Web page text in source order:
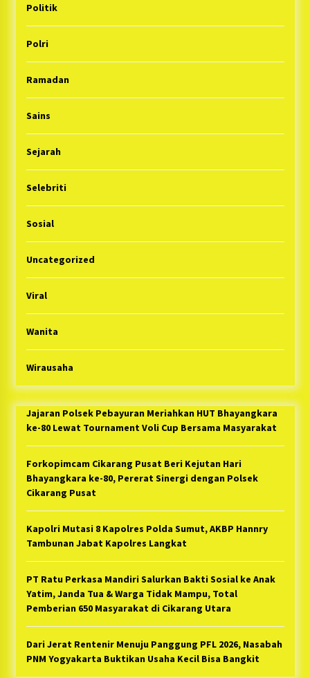
Politik
Polri
Ramadan
Sains
Sejarah
Selebriti
Sosial
Uncategorized
Viral
Wanita
Wirausaha
Jajaran Polsek Pebayuran Meriahkan HUT Bhayangkara
ke-80 Lewat Tournament Voli Cup Bersama Masyarakat
Forkopimcam Cikarang Pusat Beri Kejutan Hari
Bhayangkara ke-80, Pererat Sinergi dengan Polsek
Cikarang Pusat
Kapolri Mutasi 8 Kapolres Polda Sumut, AKBP Hannry
Tambunan Jabat Kapolres Langkat
PT Ratu Perkasa Mandiri Salurkan Bakti Sosial ke Anak
Yatim, Janda Tua & Warga Tidak Mampu, Total
Pemberian 650 Masyarakat di Cikarang Utara
Dari Jerat Rentenir Menuju Panggung PFL 2026, Nasabah
PNM Yogyakarta Buktikan Usaha Kecil Bisa Bangkit